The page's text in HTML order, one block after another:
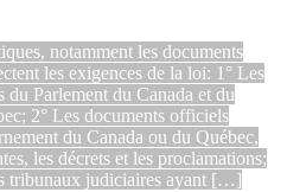
notamment les documents
les exigences de la loi: 1° Les
Parlement du Canada et du
2° Les documents officiels
du Canada ou du Québec,
les décrets et les proclamations;
tribunaux judiciaires ayant […]